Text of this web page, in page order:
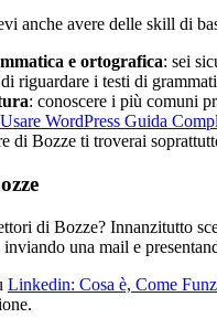
anche avere delle skill di
e ortografica: sei
riguardare i testi di
: conoscere i più comuni
WordPress Guida
di Bozze ti troverai
di Bozze? Innanzitutto
una mail e
Linkedin: Cosa è, Come